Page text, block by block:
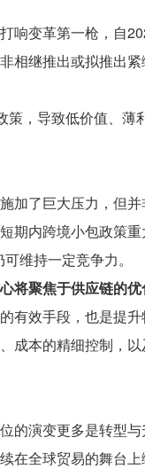
响变革第一枪，自
相继推出或拟推出
策，导致低价值、
加了巨大压力，但
期内跨境小包政策
维持一定竞争力。
将聚焦于供应链的
有效手段，也是提
成本的精细控制，
的演变更多是转型
全球贸易的舞台上